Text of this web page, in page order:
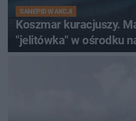
SANEPID W AKCJI
Koszmar kuracjuszy.
"jelitówka" w ośrodku